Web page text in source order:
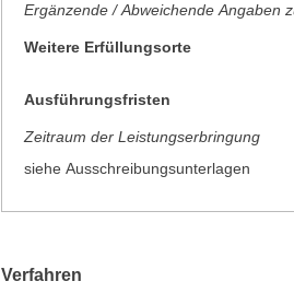
Ergänzende / Abweichende Angaben
Weitere Erfüllungsorte
Ausführungsfristen
Zeitraum der Leistungserbringung
siehe Ausschreibungsunterlagen
Verfahren